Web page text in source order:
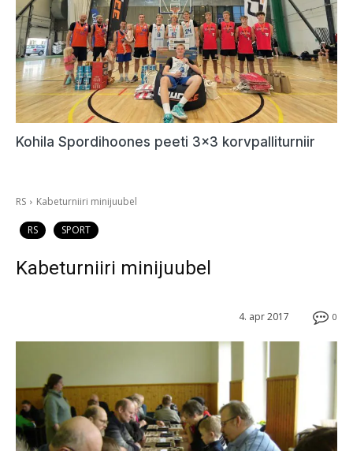
Kohila Spordihoones peeti 3×3 korvpalliturniir